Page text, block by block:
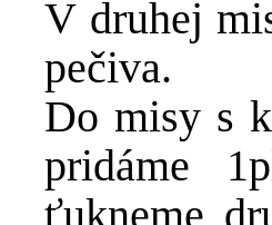
V druhej
pečiva.
Do misy s
pridáme
ťukneme